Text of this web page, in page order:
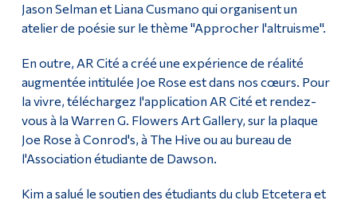
Jason Selman et Liana Cusmano qui organisent un
atelier de poésie sur le thème "Approcher l'altruisme".
En outre, AR Cité a créé une expérience de réalité
augmentée intitulée Joe Rose est dans nos cœurs. Pour
la vivre, téléchargez l'application AR Cité et rendez-
vous à la Warren G. Flowers Art Gallery, sur la plaque
Joe Rose à Conrod's, à The Hive ou au bureau de
l'Association étudiante de Dawson.
Kim a salué le soutien des étudiants du club Etcetera et